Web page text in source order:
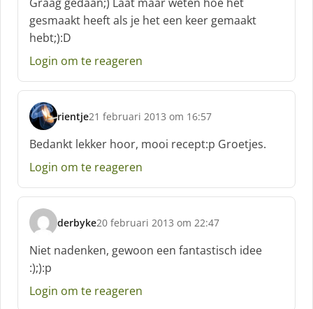
h
r
e
e
:
Graag gedaan;) Laat maar weten hoe het
gesmaakt heeft als je het een keer gemaakt
hebt;):D
Login om te reageren
rientje
s
c
h
r
e
f
:
21 februari 2013 om 16:57
Bedankt lekker hoor, mooi recept:p Groetjes.
Login om te reageren
derbyke
s
c
h
r
e
20 februari 2013 om 22:47
Niet nadenken, gewoon een fantastisch idee
:);):p
Login om te reageren